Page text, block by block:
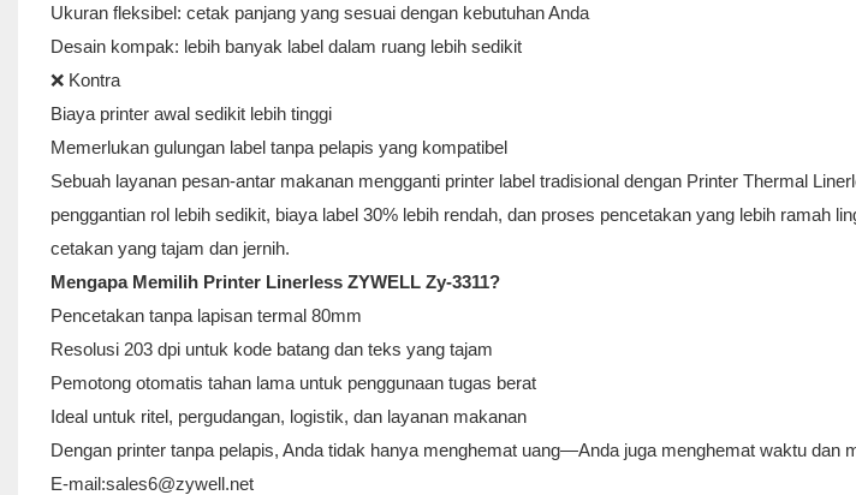
Ukuran fleksibel: cetak panjang yang sesuai dengan kebutuhan Anda
Desain kompak: lebih banyak label dalam ruang lebih sedikit
❌ Kontra
Biaya printer awal sedikit lebih tinggi
Memerlukan gulungan label tanpa pelapis yang kompatibel
Sebuah layanan pesan-antar makanan mengganti printer label tradisional dengan Printer Thermal
penggantian rol lebih sedikit, biaya label 30% lebih rendah, dan proses pencetakan yang lebih ramah
cetakan yang tajam dan jernih.
Mengapa Memilih Printer Linerless ZYWELL Zy-3311?
Pencetakan tanpa lapisan termal 80mm
Resolusi 203 dpi untuk kode batang dan teks yang tajam
Pemotong otomatis tahan lama untuk penggunaan tugas berat
Ideal untuk ritel, pergudangan, logistik, dan layanan makanan
Dengan printer tanpa pelapis, Anda tidak hanya menghemat uang—Anda juga menghemat waktu dan
E-mail:sales6@zywell.net